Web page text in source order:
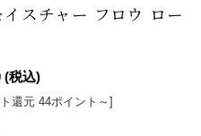
チャー フロウ ロー
(税込)
還元 44ポイント～]